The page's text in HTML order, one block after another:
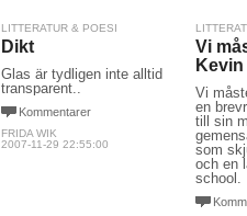
LITTERATUR & POESI
Dikt
Glas är tydligen inte alltid
transparent..
Kommentarer
FRIDA WIK
2007-11-29 22:55:00
Vi
Kevin
Vi
en
till sin
som
och en
school.